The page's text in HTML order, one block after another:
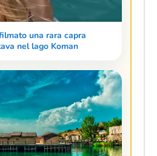
una rara capra
nel lago Koman